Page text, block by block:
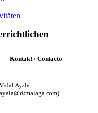
Kontakt / Contacto
Ayala